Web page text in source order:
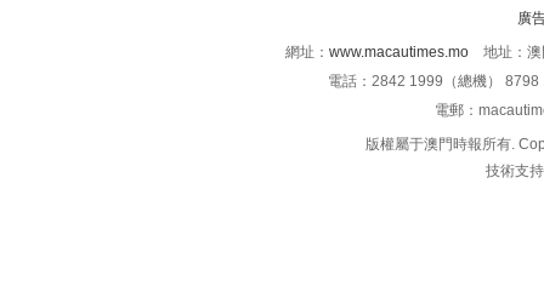
廣
網址： www.macautimes.mo 地址：澳
電話：2842 1999（總機）
電郵：
版權屬于澳門時報所有.
技術支